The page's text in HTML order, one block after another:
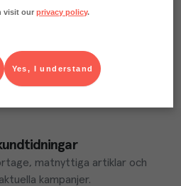
matnyttiga artiklar och
kampanjer.
visit ourprivacy policy.
Yes, I understand